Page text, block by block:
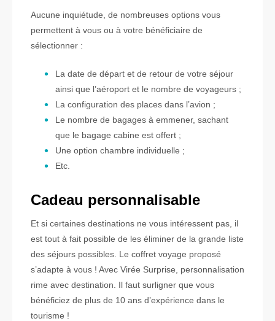
Aucune inquiétude, de nombreuses options vous
permettent à vous ou à votre bénéficiaire de
sélectionner :
La date de départ et de retour de votre séjour
ainsi que l’aéroport et le nombre de voyageurs ;
La configuration des places dans l’avion ;
Le nombre de bagages à emmener, sachant
que le bagage cabine est offert ;
Une option chambre individuelle ;
Etc.
Cadeau personnalisable
Et si certaines destinations ne vous intéressent pas, il
est tout à fait possible de les éliminer de la grande liste
des séjours possibles. Le coffret voyage proposé
s’adapte à vous ! Avec Virée Surprise, personnalisation
rime avec destination. Il faut surligner que vous
bénéficiez de plus de 10 ans d’expérience dans le
tourisme !